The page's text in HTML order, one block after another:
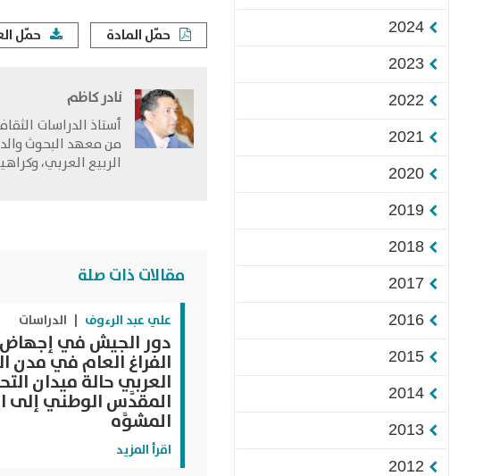
حمّل المادة حمّل
نادر كاظم
أستاذ الدراسات
الربيع العربي،
مقالات ذات صلة
علي عبد الرءوف | الدراسات
دور الجيش في
الفراغ العام في مدن
العربي حالة ميدان
المقدَّس الوطني إلى
المشوَّه
اقرأ المزيد
2024
2023
2022
2021
2020
2019
2018
2017
2016
2015
2014
2013
2012